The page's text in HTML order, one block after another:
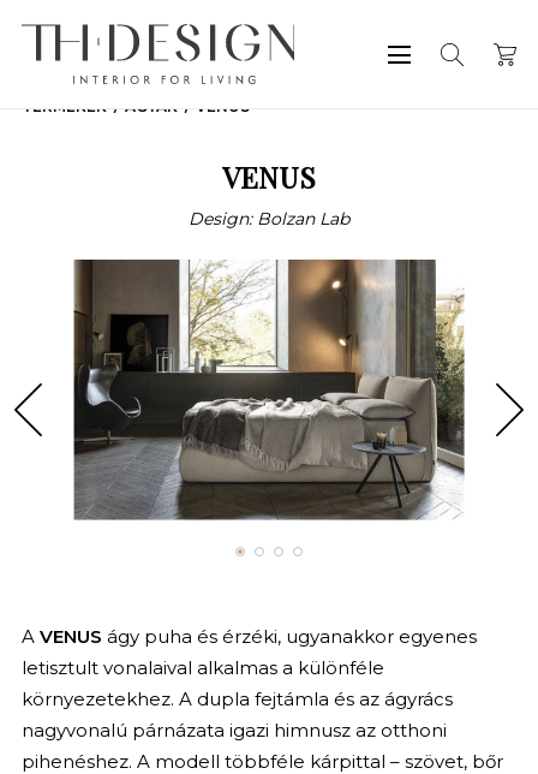
TERMÉKEK ÁGYAK VENUS
VENUS
Design: Bolzan Lab
A VENUS ágy puha és érzéki, ugyanakkor egyenes
letisztult vonalaival alkalmas a különféle
környezetekhez. A dupla fejtámla és az ágyrács
nagyvonalú párnázata igazi himnusz az otthoni
pihenéshez. A modell többféle kárpittal – szövet, bőr